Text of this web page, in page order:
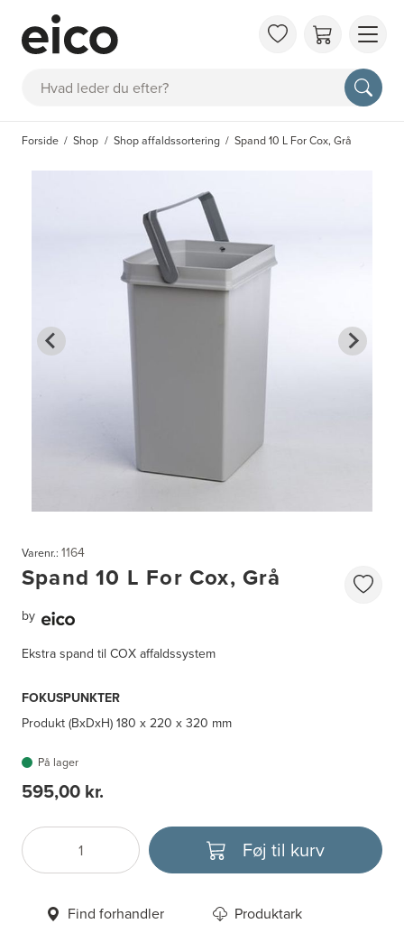
Søg
OM
FAQ
Forside Shop Shop affaldssortering Spand 10 L For Cox, Grå
Varenr.: 1164
Spand 10 L For Cox, Grå
by
Ekstra spand til COX affaldssystem
FOKUSPUNKTER
Produkt (BxDxH)180 x 220 x 320 mm
På lager
595,00 kr.
Antal
Vælg enhed Føj til kurv
Find forhandler Produktark